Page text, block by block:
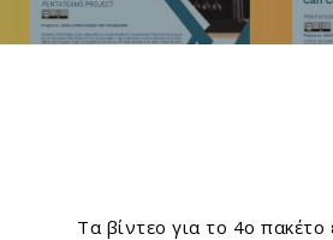
Τα βίντεο για το 4ο πακέτο